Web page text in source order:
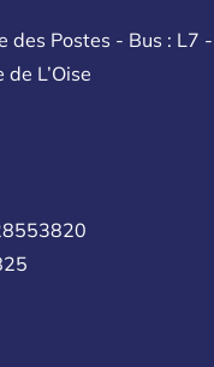
des Postes - Bus : L7
L’Oise